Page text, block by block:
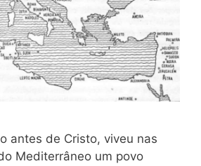
antes de Cristo, viveu nas
Mediterrâneo um povo